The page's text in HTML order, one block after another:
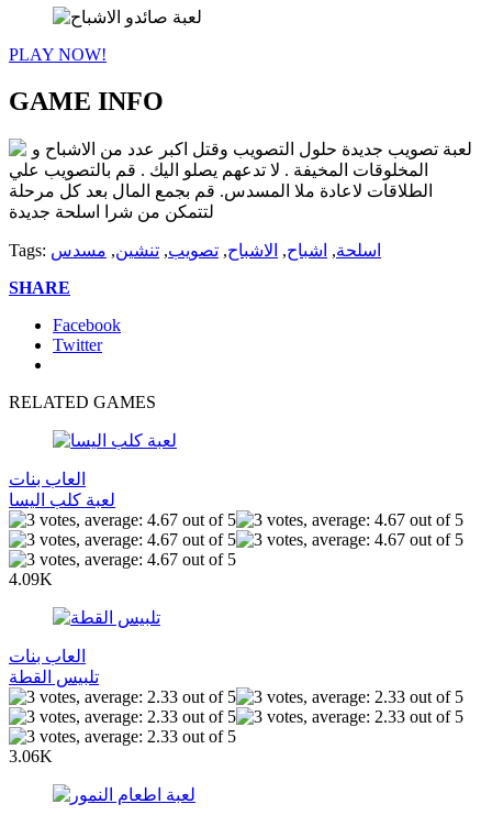
PLAY NOW!
GAME INFO
لعبة تصويب جديدة حلول التصويب وقتل اكبر عدد من الاشباح و
المخلوقات المخيفة . لا تدعهم يصلو اليك . قم بالتصويب علي
الطلاقات لاعادة ملا المسدس. قم بجمع المال بعد كل مرحلة
لتتمكن من شرا اسلحة جديدة
Tags: اسلحة, اشباح, الاشباح, تصويب, تنشين, مسدس
SHARE
Facebook
Twitter
RELATED GAMES
العاب بنات
لعبة كلب اليسا
4.09K
العاب بنات
تلبيس القطة
3.06K